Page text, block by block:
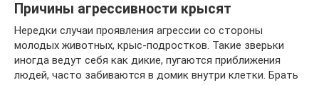
Причины агрессивности крысят
Нередки случаи проявления агрессии со стороны
молодых животных, крыс-подростков. Такие зверьки
иногда ведут себя как дикие, пугаются приближения
людей, часто забиваются в домик внутри клетки. Брать